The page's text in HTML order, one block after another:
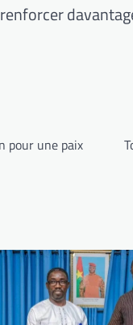
pour une paix